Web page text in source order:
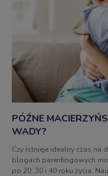
PÓŹNE
WADY?
Czy istnieje idealny czas na
blogach parentingowych
po 20, 30 i 40 roku życia.